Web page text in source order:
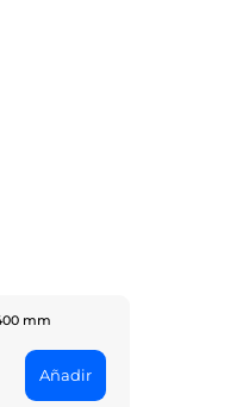
mm
Añadir